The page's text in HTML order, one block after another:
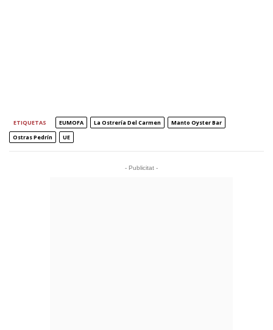
ETIQUETAS EUMOFA La Ostrería Del Carmen
Manto Oyster Bar
Ostras Pedrín
UE
- Publicitat -